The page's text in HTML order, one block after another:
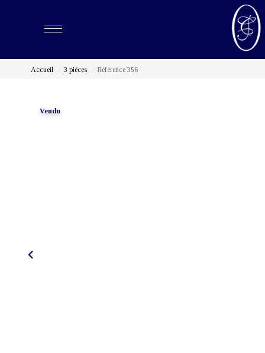
Accueil 3 pièces Référence 356
Vendu